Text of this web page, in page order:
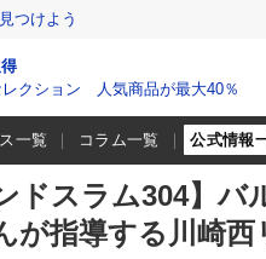
つけよう
レクション 人気商品が最大40％
一覧 コラム一覧 公式情報
ドスラム304】バ
が指導する川崎